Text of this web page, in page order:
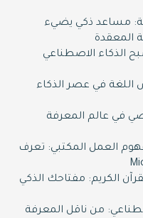
مساعد ذكي يضيء
المعقدة
الذكاء الاصطناعي
اللغة في عصر الذكاء
في عالم المعرفة
العمل المكتبي: تعرف
الكريم: مفتاحك الذكي
من ناقل المعرفة